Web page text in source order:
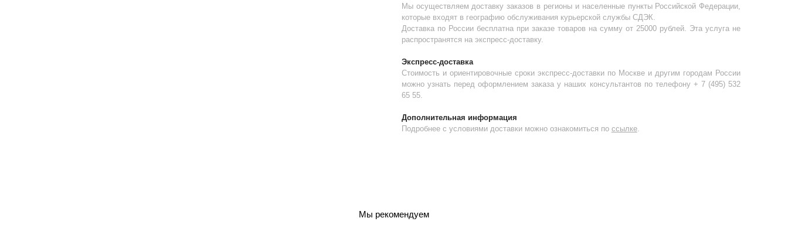
Мы осуществляем доставку заказов в регионы и населенные пункты Российской Федерации,
которые входят в географию обслуживания курьерской службы СДЭК.
Доставка по России бесплатна при заказе товаров на сумму от 25000 рублей. Эта услуга не
распространятся на экспресс-доставку.
Экспресс-доставка
Стоимость и ориентировочные сроки экспресс-доставки по Москве и другим городам России
можно узнать перед оформлением заказа у наших консультантов по телефону + 7 (495) 532
65 55.
Дополнительная информация
Подробнее с условиями доставки можно ознакомиться по ссылке.
Мы рекомендуем